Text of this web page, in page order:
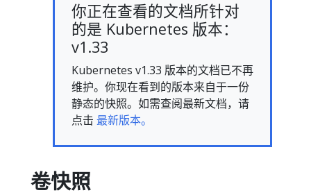
你正在查看的文档所针对
的是 Kubernetes 版本：
v1.33
Kubernetes v1.33 版本的文档已不再
维护。你现在看到的版本来自于一份
静态的快照。如需查阅最新文档，请
点击 最新版本。
卷快照